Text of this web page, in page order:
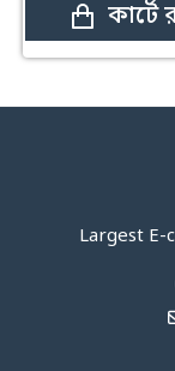
কার্টে
Largest E-